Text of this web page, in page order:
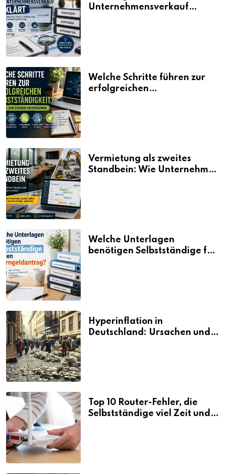
Unternehmensverkauf
Welche Schritte führen zur
erfolgreichen
Vermietung als zweites
Standbein: Wie Unternehmen
Welche Unterlagen
benötigen Selbstständige für
Hyperinflation in
Deutschland: Ursachen und
Top 10 Router-Fehler, die
Selbstständige viel Zeit und